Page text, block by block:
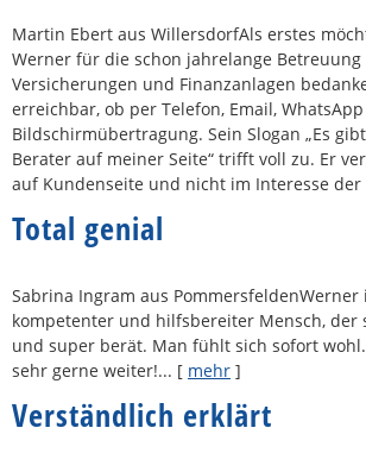
Martin Ebert aus WillersdorfAls erstes
Werner für die schon jahrelange
Versicherungen und Finanzanlagen
erreichbar, ob per Telefon, Email,
Bildschirmübertragung. Sein Slogan „Es
Berater auf meiner Seite“ trifft voll zu. Er
auf Kundenseite und nicht im Interesse der
Total genial
Sabrina Ingram aus PommersfeldenWerner
kompetenter und hilfsbereiter Mensch, der
und super berät. Man fühlt sich sofort
sehr gerne weiter!... [ mehr ]
Verständlich erklärt